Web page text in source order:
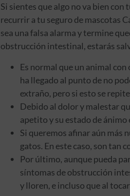
Si sientes que algo no va bien
recurrir a tu seguro de mascotas
sea una falsa alarma y termine
obstrucción intestinal, estarás
Es normal que un animal
ha llegado al punto de no
extraño, pero si esto se
Debido al dolor y malestar
apetito y su estado de ánimo
Si queremos afinar aún más
gatos. En este caso, son tan
Por último, aunque pueda
síntomas de obstrucción
y lloren, e incluso que al